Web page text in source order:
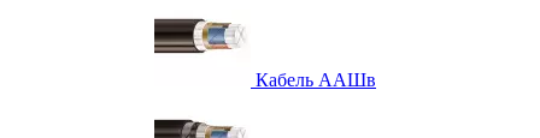
Кабель ААШв